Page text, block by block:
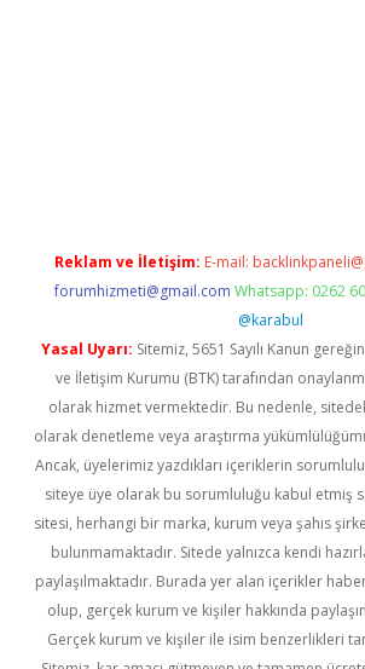
Reklam ve İletişim: E-mail:
forumhizmeti@gmail.com Whatsapp: 0262
@karabul
Yasal Uyarı: Sitemiz, 5651 Sayılı Kanun
ve İletişim Kurumu (BTK) tarafından
olarak hizmet vermektedir. Bu nedenle,
olarak denetleme veya araştırma
Ancak, üyelerimiz yazdıkları içeriklerin
siteye üye olarak bu sorumluluğu kabul etmiş
sitesi, herhangi bir marka, kurum veya şahıs
bulunmamaktadır. Sitede yalnızca kendi
paylaşılmaktadır. Burada yer alan içerikler
olup, gerçek kurum ve kişiler hakkında
Gerçek kurum ve kişiler ile isim benzerlikleri